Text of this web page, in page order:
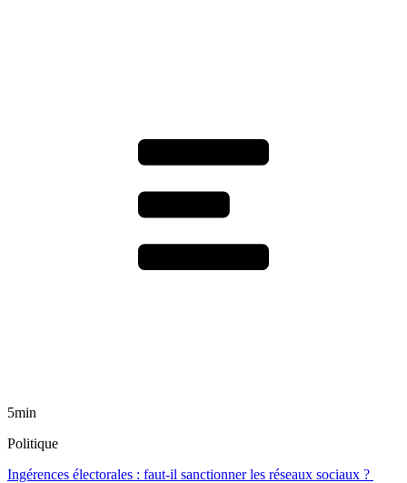
5min
Politique
Ingérences électorales : faut-il sanctionner les réseaux sociaux ?